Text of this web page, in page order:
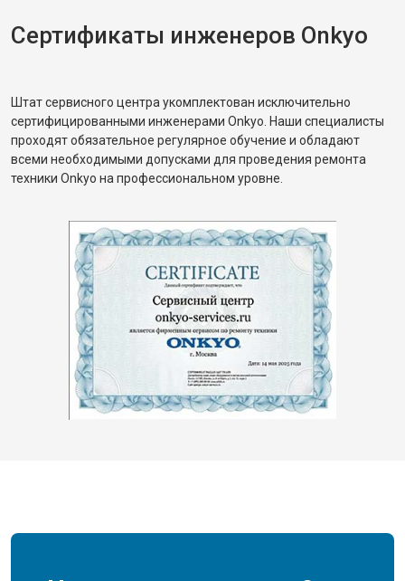
Сертификаты инженеров Onkyo
Штат сервисного центра укомплектован исключительно
сертифицированными инженерами Onkyo. Наши специалисты
проходят обязательное регулярное обучение и обладают
всеми необходимыми допусками для проведения ремонта
техники Onkyo на профессиональном уровне.